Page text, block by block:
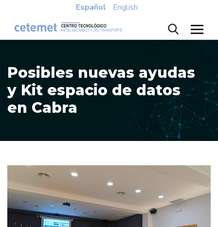
Español English
Posibles nuevas ayudas
y Kit espacio de datos
en Cabra